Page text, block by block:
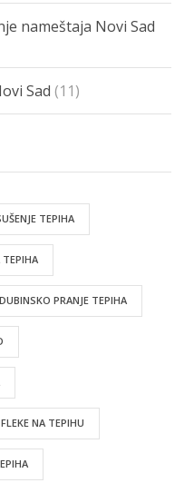
nameštaja Novi Sad
Sad (11)
TEPIHA
TEPIHA
DUBINSKO PRANJE TEPIHA
FLEKE NA TEPIHU